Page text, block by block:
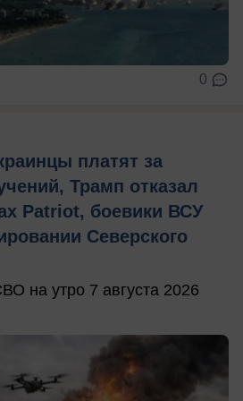
0
платят за
Трамп отказал
Patriot, боевики ВСУ
Северского
на утро 7 августа 2026